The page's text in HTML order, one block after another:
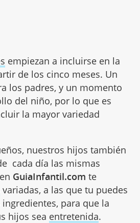
empiezan a incluirse en la
de los cinco meses. Un
los padres, y un momento
del niño, por lo que es
la mayor variedad
nuestros hijos también
cada día las mismas
GuiaInfantil.com te
variadas, a las que tu puedes
para que la
hijos sea entretenida.